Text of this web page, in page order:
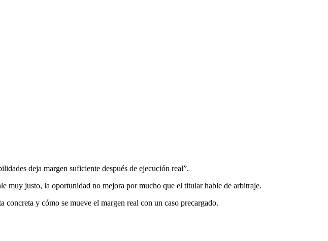
deja margen suficiente después de ejecución real”.
muy justo, la oportunidad no mejora por mucho que el titular hable de arbitraje.
concreta y cómo se mueve el margen real con un caso precargado.